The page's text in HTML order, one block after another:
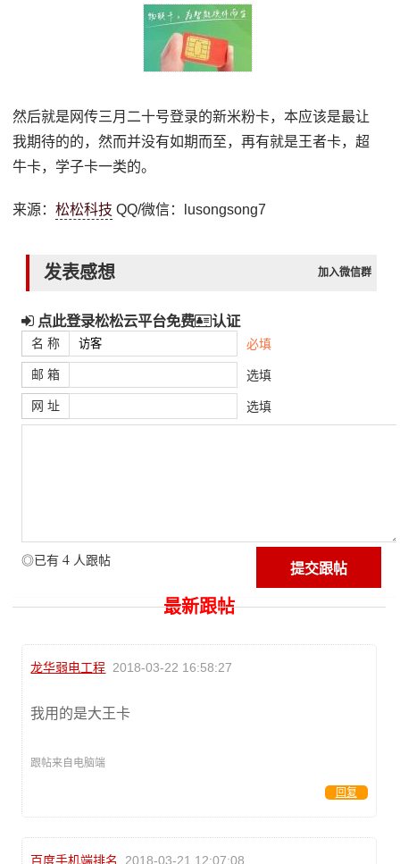
然后就是网传三月二十号登录的新米粉卡，本应该是最让
我期待的的，然而并没有如期而至，再有就是王者卡，超
牛卡，学子卡一类的。
来源：松松科技 QQ/微信：lusongsong7
发表感想 加入微信群
点此登录松松云平台免费 认证
名 称 必填
邮 箱 选填
网 址 选填
◎已有 4 人跟帖
最新跟帖
龙华弱电工程 2018-03-22 16:58:27
我用的是大王卡
跟帖来自电脑端
回复
百度手机端排名 2018-03-21 12:07:08